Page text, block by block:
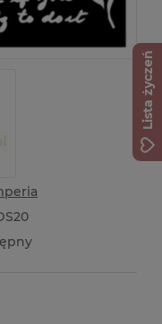
Lista życzeń